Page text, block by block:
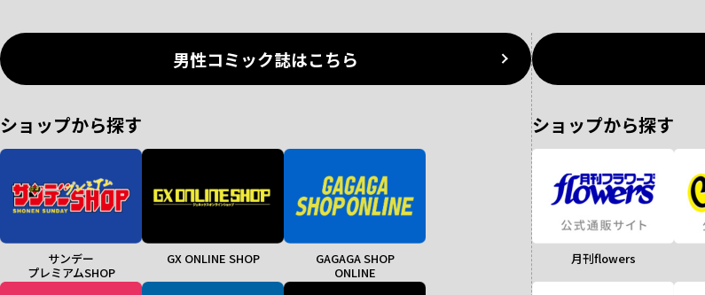
男性コミック誌はこちら
ショップから探す
サンデー
プレミアムSHOP
GX ONLINE SHOP
GAGAGA SHOP
ONLINE
ショップから探す
月刊flowers